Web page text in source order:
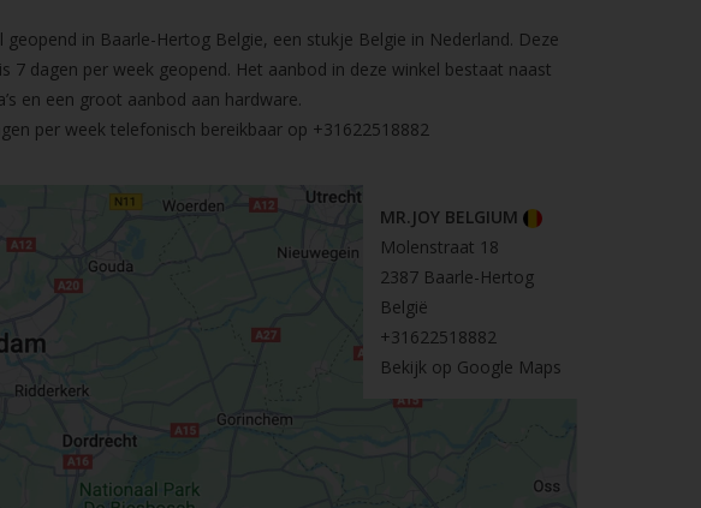
in Baarle-Hertog Belgie, een stukje Belgie in Nederland. Deze
7 dagen per week geopend. Het aanbod in deze winkel bestaat naast
en een groot aanbod aan hardware.
per week telefonisch bereikbaar op +31622518882
MR.JOY BELGIUM
Molenstraat 18
2387 Baarle-Hertog
België
+31622518882
Bekijk op Google Maps